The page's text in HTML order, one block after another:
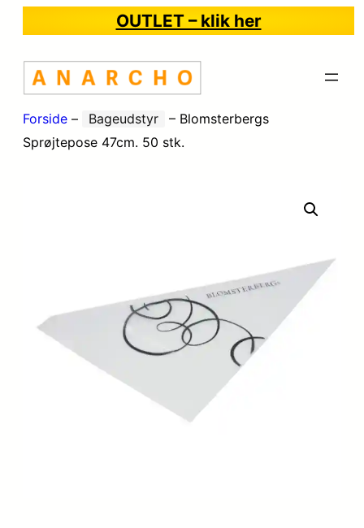
OUTLET – klik her
Forside – Bageudstyr – Blomsterbergs
Sprøjtepose 47cm. 50 stk.